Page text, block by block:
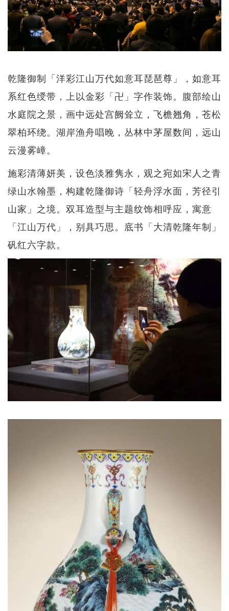
乾隆御制「洋彩江山万代如意耳琵琶尊」，如意耳
系红色绶带，上以金彩「卍」字作装饰。腹部绘山
水庭院之景，画中远处宫阙耸立，飞檐翘角，苍松
翠柏环绕。湖岸渔舟唱晚，丛林中茅屋数间，远山
云漫雾嶂。
施彩清薄妍美，设色淡雅隽永，观之宛如宋人之青
绿山水翰墨，构建乾隆御诗「轻舟浮水面，芳径引
山家」之境。双耳造型与主题纹饰相呼应，寓意
「江山万代」，别具巧思。底书「大清乾隆年制」
矾红六字款。